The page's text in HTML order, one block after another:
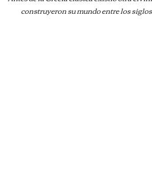
construyeron su mundo entre los